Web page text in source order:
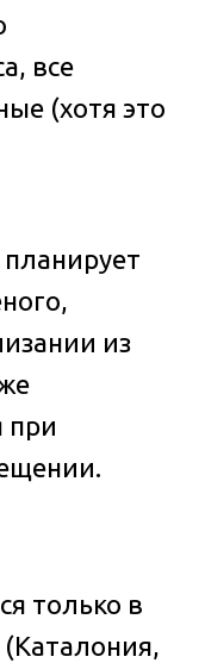
все
(хотя это
из
при
только в